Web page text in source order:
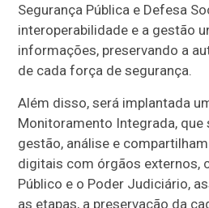
Segurança Pública e Defesa
interoperabilidade e a gestão
informações, preservando a
de cada força de segurança.
Além disso, será implantada
Monitoramento Integrada, que
gestão, análise e
digitais com órgãos externos,
Público e o Poder Judiciário,
as etapas, a preservação da